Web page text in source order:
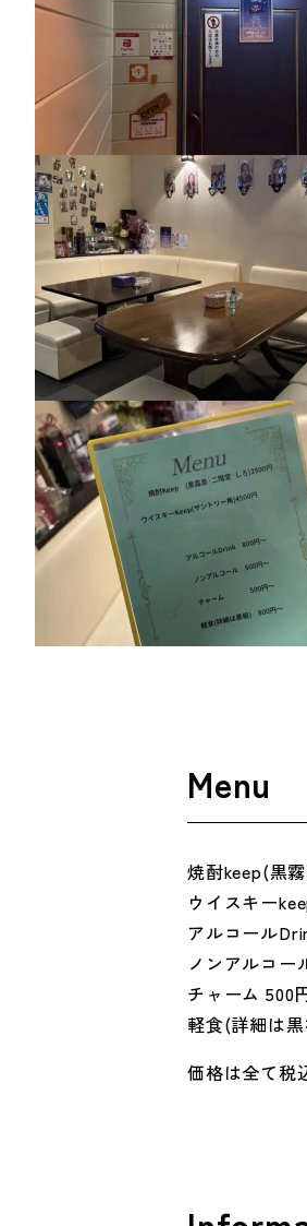
Menu
焼酎keep(黒
ウイスキー
アルコール
ノンアルコー
チャーム 500
軽食(詳細は
価格は全て税